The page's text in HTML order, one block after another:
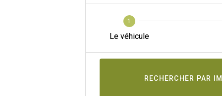
1
Le véhicule
RECHERCHER PAR